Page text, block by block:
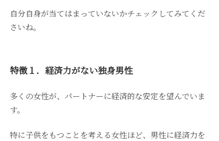
自分自身が当てはまっていないかチェックしてみてくだ
さいね。
特徴１．経済力がない独身男性
多くの女性が、パートナーに経済的な安定を望んでいま
す。
特に子供をもつことを考える女性ほど、男性に経済力を